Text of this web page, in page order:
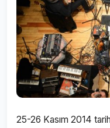
25-26 Kasım 2014